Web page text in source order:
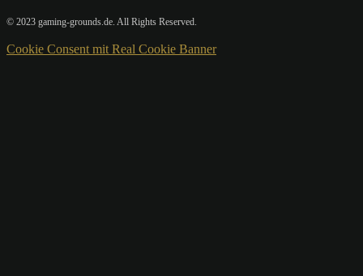
© 2023 gaming-grounds.de. All Rights Reserved.
Cookie Consent mit Real Cookie Banner